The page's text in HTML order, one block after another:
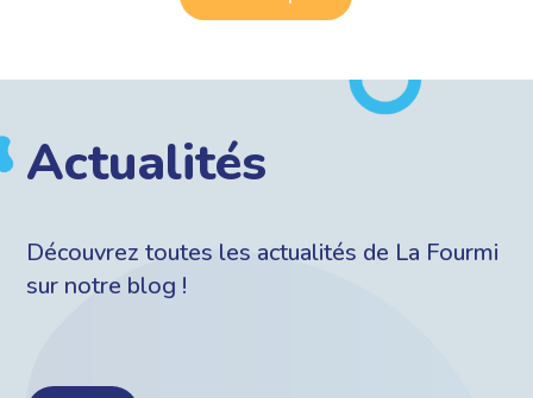
Actualités
Découvrez toutes les actualités de La Fourmi
sur notre blog !